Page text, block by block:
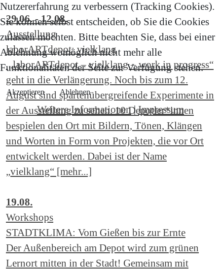
29.06. - 12.08.
Ausstellung
laborARTdepot: vielklang
„laborARTdepot – vielklang – work in progress“
geht in die Verlängerung. Noch bis zum 12.
August sind spartenübergreifende Experimente in
der Ausstellung zu sehen. 10 Depotler*innen
bespielen den Ort mit Bildern, Tönen, Klängen
und Worten in Form von Projekten, die vor Ort
entwickelt werden. Dabei ist der Name
„vielklang“ [mehr...]
19.08.
Workshops
STADTKLIMA: Vom Gießen bis zur Ernte
Der Außenbereich am Depot wird zum grünen
Lernort mitten in der Stadt! Gemeinsam mit
Nutzererfahrung zu verbessern (Tracking Cookies).
Sie können selbst entscheiden, ob Sie die Cookies
zulassen möchten. Bitte beachten Sie, dass bei einer
Ablehnung womöglich nicht mehr alle
Funktionalitäten der Seite zur Verfügung stehen.
Akzeptieren Ablehnen
Weitere Informationen|Impressum